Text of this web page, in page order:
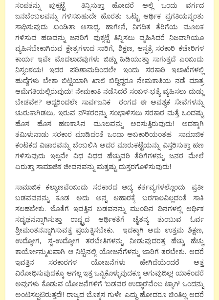
ಸಂಪತನ್ನು ಪುಕ್ಸಟ್ಟೆ ತಿನ್ನಿಸುತ್ತಾ ಹೋದರೆ ಅಲ್ಲಿ ಒಂದು ವರ್ಗದ
ಜನಬೆಂಬಲವನ್ನು ಗಳಿಸಬಹುದೇ ಹೊರತು ಒಟ್ಟು ಆರ್ಥಿಕ ಪ್ರಗತಿಯನ್ನಂತು
ಸಾಧಿಸುವುದು ಖಂಡಿತಾ ಅಸಾಧ್ಯ. ಹಾಗೇನೆ, ನಿಗದಿತ ತೆರಿಗೆಯ ಮೂಲಕ
ಗಳಿಸುವ ಹಣವನ್ನು ಜನರಿಗೆ ಪುಕ್ಸಟ್ಟೆ ತಿನ್ನಿಸಲು ವ್ಯಹಿಸಿದರೆ ನಿಜವಾಗಿಯೂ
ವ್ಯಹಿಸಬೇಕಾಗಿರುವ ಕ್ಷೇತ್ರಗಳಾದ ಸಾರಿಗೆ, ಶಿಕ್ಷಣ, ಆಸ್ಪತ್ರೆ ಸರಕಾರಿ ಕಚೇರಿಗಳ
ಕಾರ್ಯ ಇವೇ ಮೊದಲಾದವುಗಳು ಜಿಡ್ಡು ಹಿಡಿಯುತ್ತಾ ಸಾಗುತ್ತದೆ ಎಂಬುದು
ನಿಸ್ಸಂಶಯ! ಇದರ ಪರಿಣಾಮದಿಂದಲೇ ಇಂದು ಸರಕಾರಿ ಇಲಾಖೆಗಳಲ್ಲಿ
ಹುದ್ದೆಗಳು ಬೇಕಾ ಬಿಟ್ಟಿಯಾಗಿ ಖಾಲಿ ಬಿದ್ದಿದ್ದರೂ ನೇಮಕಾತಿಯ ನಡೆ ಮಾತ್ರ
ಆಮೆಗತಿಯಲ್ಲಿರುವುದು! ನೇಮಕಾತಿ ನಡೆಸಿದರೆ ಸಂಬಳ-ಭತ್ಯೆ ವ್ಯಹಿಸಲು ದುಡ್ಡು
ಬೇಡವೇ!? ಆದ್ದರಿಂದಲೇ ಸಾರ್ವಜನಿಕ ರಂಗದ ಈ ಅವಶ್ಯಕ ಸೇವೆಗಳನ್ನು
ಚುರುಕಾಗಿಡಲು, ಇರುವ ನೌಕರರನ್ನು ಸಂಭಾಳಿಸಲು ಸರಕಾರ ಮತ್ತೆ ಒಂದಷ್ಟು
ಹೊಸ ಹೊಸ ಹಣಕಾಸಿನ ಮೂಲವನ್ನು ಅರಸುತ್ತಿರುವುದು! ಅದಕ್ಕಾಗಿ
ತಮಿಳುನಾಡು ಸರಕಾರ ಮಾಡಿದಂತೆ ಒಂದಾ ಅಬಕಾರಿಯಂತಹ ಸಾಮಾಜಿಕ
ಕಂಟಕದ ವಿಚಾರವನ್ನು ಬೆಂಬಲಿಸಿ ಅದರ ಮಾರುಕಟ್ಟೆಯನ್ನು ವಿಸ್ತರಿಸುತ್ತಾ ಹಣ
ಗಳಿಸುವುದು ಇಲ್ಲವೇ ವಿಧ ವಿಧದ ಹೆಚ್ಚುವರಿ ತೆರಿಗೆಗಳನ್ನು ಜನರ ಮೇಲೆ
ಏರುತ್ತಾ ಸಾಮಾಜಿಕ ಜೀವನವನ್ನು ಮತ್ತಷ್ಟು ದುಸ್ತರಗೊಳಿಸುವುದು!
ಸಾಮಾಜಿಕ ಕಲ್ಯಾಣವೆಂಬುದು ಸರಕಾರದ ಆದ್ಯ ಕರ್ತವ್ಯಗಳಲ್ಲೊಂದು. ಪ್ರತೀ
ಬಡವವನನ್ನು ಕೂಡ ಅದು ಅನ್ನ ಆಹಾರಕ್ಕೆ ಬರಗಾಲವಿಲ್ಲದಂತೆ ಸಾಕಿ
ಸಲಹಬೇಕು. ಜೊತೆಗೆ ಇವತ್ತಿನ ಬಡವನನ್ನು ಮುಂದಿನ ದಿನಗಳಲ್ಲಿ ಆರ್ಥಿಕ
ಸದೃಢನನ್ನಾಗಿಸುತ್ತಾ ರಾಷ್ಟ್ರದ ಆರ್ಥಿಕತೆಗೆ ಚೈತನ್ಯ ತುಂಬುವ ಓರ್ವ
ಶ್ರೀಮಂತನನ್ನಾಗಿಸುವತ್ತ ಪ್ರಯತ್ನಿಸಬೇಕು. ಇದಕ್ಕಾಗಿ ಅದು ಉತ್ತಮ ಶಿಕ್ಷಣ,
ಉದ್ಯೋಗ, ಸ್ವ-ಉದ್ಯೋಗ ತರಬೇತಿಗಳನ್ನು ನೀಡುವುದರತ್ತ ಹೆಚ್ಚು ಹೆಚ್ಚು
ಕಾರ್ಯೋನ್ಮುಖವಾಗಿ ಆ ನಿಟ್ಟಿನಲ್ಲಿ ಯೋಜನೆಗೆಳನ್ನು ಜಾರಿಗೆ ತರಬೇಕು. ಆದರೆ
ಇವತ್ತಿನ ಸರಕಾರಗಳ ಯೋಜನೆಗಳು ಹೇಗಿದೆಯೆಂದರೆ ಅತ್ತ
ವಿರೋಧಿಸುವುದಕ್ಕೂ ಆಗಲ್ಲ ಇತ್ತ ಒಪ್ಪಿಕೊಳ್ಳುವುದಕ್ಕೂ ಆಗುವುದಿಲ್ಲ! ಯಾಕೆಂದರೆ
ಅವುಗಳು ಕೊಡುವ ಯೋಜನೆಗಳಿಗೆ ‘ಬಡವರ ಉದ್ಧಾರ’ವೆಂಬ ಟ್ಯಾಗ್ ಒಂದನ್ನು
ಅಂಟಿಸಲ್ಪಟಿರುತ್ತದೆ!! ರಾಜ್ಯದ ಬೊಕ್ಕಸ ಗುಳೇ ಎದ್ದು ಹೋದರೂ ಚಿಂತಿಲ್ಲ ಆದರೆ